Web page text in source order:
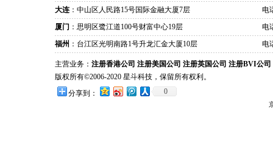
大连 ：中山区人民路15号国际金融大厦7层
电
厦门 ：思明区鹭江道100号财富中心19层
电
福州 ：台江区光明南路1号升龙汇金大厦10层 电
主营业务： 注册香港公司 注册美国公司 注册英国公司 注册BVI公司
版权所有©2006-2020 星斗科技，保留所有权利。
分享到：
0